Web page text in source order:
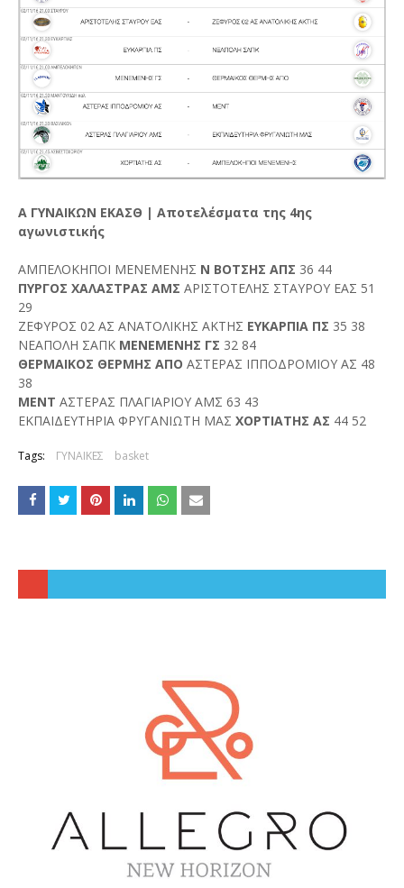
A ΓΥΝΑΙΚΩΝ ΕΚΑΣΘ | Αποτελέσματα της 4ης
αγωνιστικής
ΑΜΠΕΛΟΚΗΠΟΙ ΜΕΝΕΜΕΝΗΣ Ν ΒΟΤΣΗΣ ΑΠΣ 36 44
ΠΥΡΓΟΣ ΧΑΛΑΣΤΡΑΣ ΑΜΣ ΑΡΙΣΤΟΤΕΛΗΣ ΣΤΑΥΡΟΥ ΕΑΣ 51
29
ΖΕΦΥΡΟΣ 02 ΑΣ ΑΝΑΤΟΛΙΚΗΣ ΑΚΤΗΣ ΕΥΚΑΡΠΙΑ ΠΣ 35 38
ΝΕΑΠΟΛΗ ΣΑΠΚ ΜΕΝΕΜΕΝΗΣ ΓΣ 32 84
ΘΕΡΜΑΙΚΟΣ ΘΕΡΜΗΣ ΑΠΟ ΑΣΤΕΡΑΣ ΙΠΠΟΔΡΟΜΙΟΥ ΑΣ 48
38
ΜΕΝΤ ΑΣΤΕΡΑΣ ΠΛΑΓΙΑΡΙΟΥ ΑΜΣ 63 43
ΕΚΠΑΙΔΕΥΤΗΡΙΑ ΦΡΥΓΑΝΙΩΤΗ ΜΑΣ ΧΟΡΤΙΑΤΗΣ ΑΣ 44 52
Tags: ΓΥΝΑΙΚΕΣ basket